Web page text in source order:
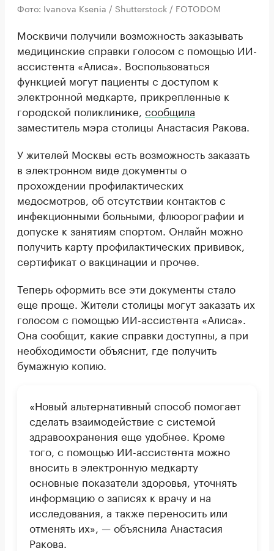
Фото: Ivanova Ksenia / Shutterstock / FOTODOM
Москвичи получили возможность заказывать
медицинские справки голосом с помощью ИИ-
ассистента «Алиса». Воспользоваться
функцией могут пациенты с доступом к
электронной медкарте, прикрепленные к
городской поликлинике, сообщила
заместитель мэра столицы Анастасия Ракова.
У жителей Москвы есть возможность заказать
в электронном виде документы о
прохождении профилактических
медосмотров, об отсутствии контактов с
инфекционными больными, флюорографии и
допуске к занятиям спортом. Онлайн можно
получить карту профилактических прививок,
сертификат о вакцинации и прочее.
Теперь оформить все эти документы стало
еще проще. Жители столицы могут заказать их
голосом с помощью ИИ-ассистента «Алиса».
Она сообщит, какие справки доступны, а при
необходимости объяснит, где получить
бумажную копию.
«Новый альтернативный способ помогает
сделать взаимодействие с системой
здравоохранения еще удобнее. Кроме
того, с помощью ИИ-ассистента можно
вносить в электронную медкарту
основные показатели здоровья, уточнять
информацию о записях к врачу и на
исследования, а также переносить или
отменять их», — объяснила Анастасия
Ракова.